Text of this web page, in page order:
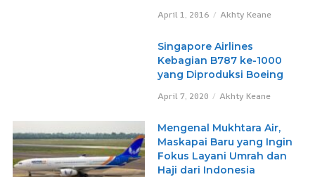
April 1, 2016 Akhty Keane
Singapore Airlines
Kebagian B787 ke-1000
yang Diproduksi Boeing
April 7, 2020 Akhty Keane
Mengenal Mukhtara Air,
Maskapai Baru yang Ingin
Fokus Layani Umrah dan
Haji dari Indonesia